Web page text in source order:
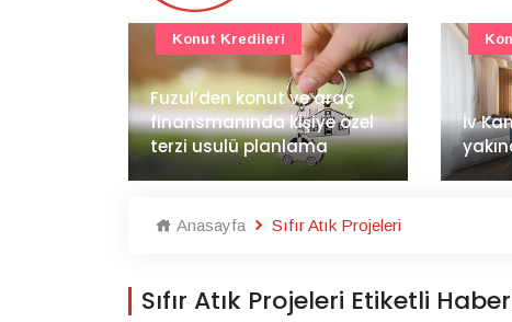
İv Kandilli'de yaşam
yakında başlıyor
Konut Projeleri
Anasayfa Sıfır Atık Projeleri
Sıfır Atık Projeleri Etiketli